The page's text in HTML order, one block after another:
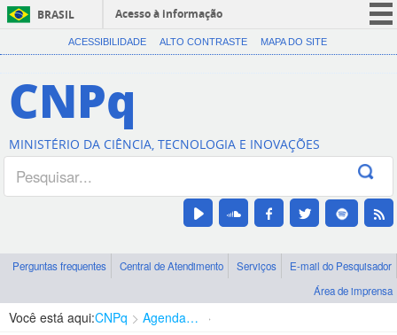
BRASIL
Acesso à informação
CORONAVÍRUS (COVID-19)
Canais
ACESSIBILIDADE ALTO CONTRASTE MAPA DO SITE
CNPq
MINISTÉRIO DA CIÊNCIA, TECNOLOGIA E INOVAÇÕES
Perguntas frequentes Central de Atendimento Serviços
E-mail do Pesquisador
Área de imprensa
Você está aqui:CNPq Agenda de autoridades